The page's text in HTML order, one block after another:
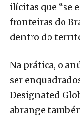
ilícitas que “se
fronteiras do
dentro do
Na prática, o
ser
Designated
abrange